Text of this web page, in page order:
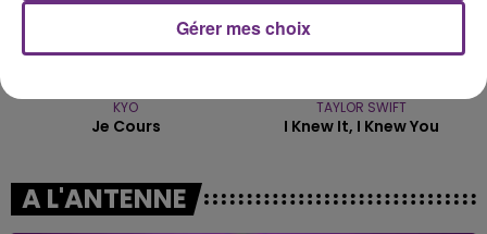
KYO
Je Cours
TAYLOR SWIFT
I Knew It, I Knew You
A L'ANTENNE
Gérer mes choix